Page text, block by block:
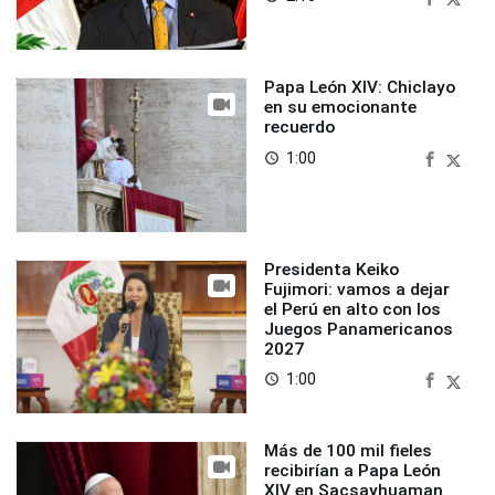
Papa León XIV: Chiclayo
en su emocionante
recuerdo
access_time 1:00
Presidenta Keiko
Fujimori: vamos a dejar
el Perú en alto con los
Juegos Panamericanos
2027
access_time 1:00
Más de 100 mil fieles
recibirían a Papa León
XIV en Sacsayhuaman